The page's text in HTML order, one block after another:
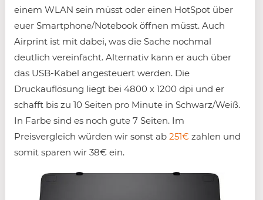
einem WLAN sein müsst oder einen HotSpot über
euer Smartphone/Notebook öffnen müsst. Auch
Airprint ist mit dabei, was die Sache nochmal
deutlich vereinfacht. Alternativ kann er auch über
das USB-Kabel angesteuert werden. Die
Druckauflösung liegt bei 4800 x 1200 dpi und er
schafft bis zu 10 Seiten pro Minute in Schwarz/Weiß.
In Farbe sind es noch gute 7 Seiten. Im
Preisvergleich würden wir sonst ab 251€ zahlen und
somit sparen wir 38€ ein.